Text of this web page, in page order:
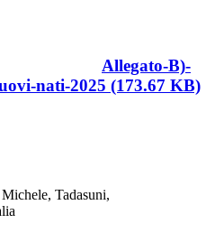
Allegato-B)-
nati-2025 (173.67 KB)
Tadasuni,